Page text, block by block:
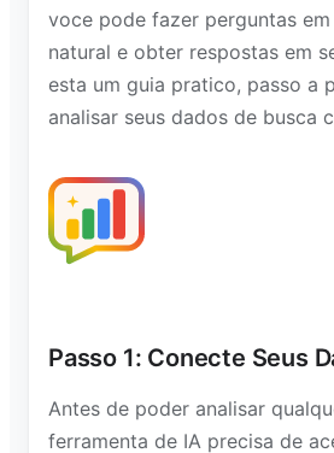
voce pode fazer perguntas
natural e obter respostas em
esta um guia pratico, passo a
analisar seus dados de busca
Passo 1: Conecte Seus
Antes de poder analisar
ferramenta de IA precisa de